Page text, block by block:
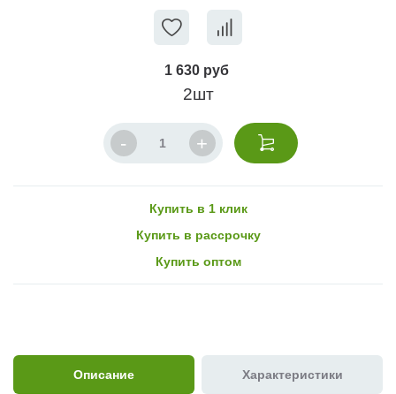
1 630 руб
2шт
Купить в 1 клик
Купить в рассрочку
Купить оптом
Описание Характеристики